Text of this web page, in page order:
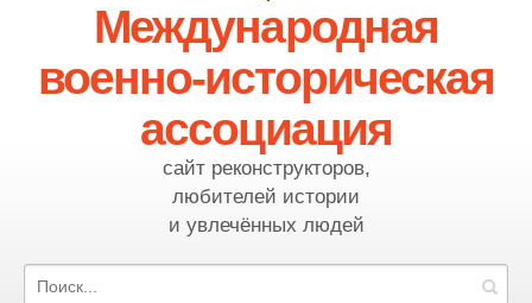
Международная
военно-историческая
ассоциация
сайт реконструкторов,
любителей истории
и увлечённых людей